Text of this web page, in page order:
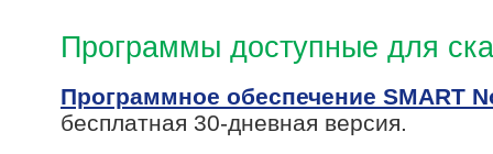
Программы доступные для
Программное обеспечение SMART
бесплатная 30-дневная версия.